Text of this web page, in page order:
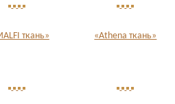
ткань» «Athena ткань»